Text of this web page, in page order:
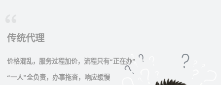
传统代理
价格混乱，服务过程加价，流程只有“正在办”
“一人”全负责，办事拖沓，响应缓慢